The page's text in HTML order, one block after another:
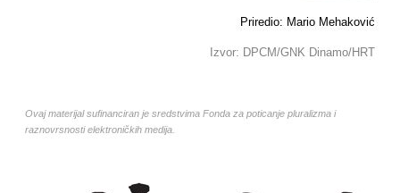
Priredio: Mario Mehaković
Izvor: DPCM/GNK Dinamo/HRT
Ovaj materijal sufinanciran je sredstvima Fonda za poticanje pluralizma i
raznovrsnosti elektroničkih medija.